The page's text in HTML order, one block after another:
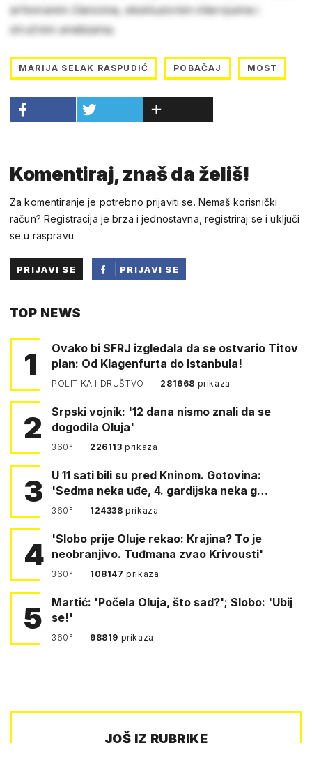
arhiviranim člancima, ekskluzivnim intervjuima i
stručnim analizama.
MARIJA SELAK RASPUDIĆ POBAČAJ MOST
Komentiraj, znaš da želiš!
Za komentiranje je potrebno prijaviti se. Nemaš korisnički
račun? Registracija je brza i jednostavna, registriraj se i uključi
se u raspravu.
PRIJAVI SE
PRIJAVI SE
TOP NEWS
1
Ovako bi SFRJ izgledala da se ostvario Titov
plan: Od Klagenfurta do Istanbula!
POLITIKA I DRUŠTVO 281668 prikaza
2
Srpski vojnik: '12 dana nismo znali da se
dogodila Oluja'
360° 226113prikaza
3
U 11 sati bili su pred Kninom. Gotovina:
'Sedma neka uđe, 4. gardijska neka g…
360° 124338prikaza
4
'Slobo prije Oluje rekao: Krajina? To je
neobranjivo. Tuđmana zvao Krivousti'
360° 108147prikaza
5
Martić: 'Počela Oluja, što sad?'; Slobo: 'Ubij
se!'
360° 98819 prikaza
JOŠ IZ RUBRIKE